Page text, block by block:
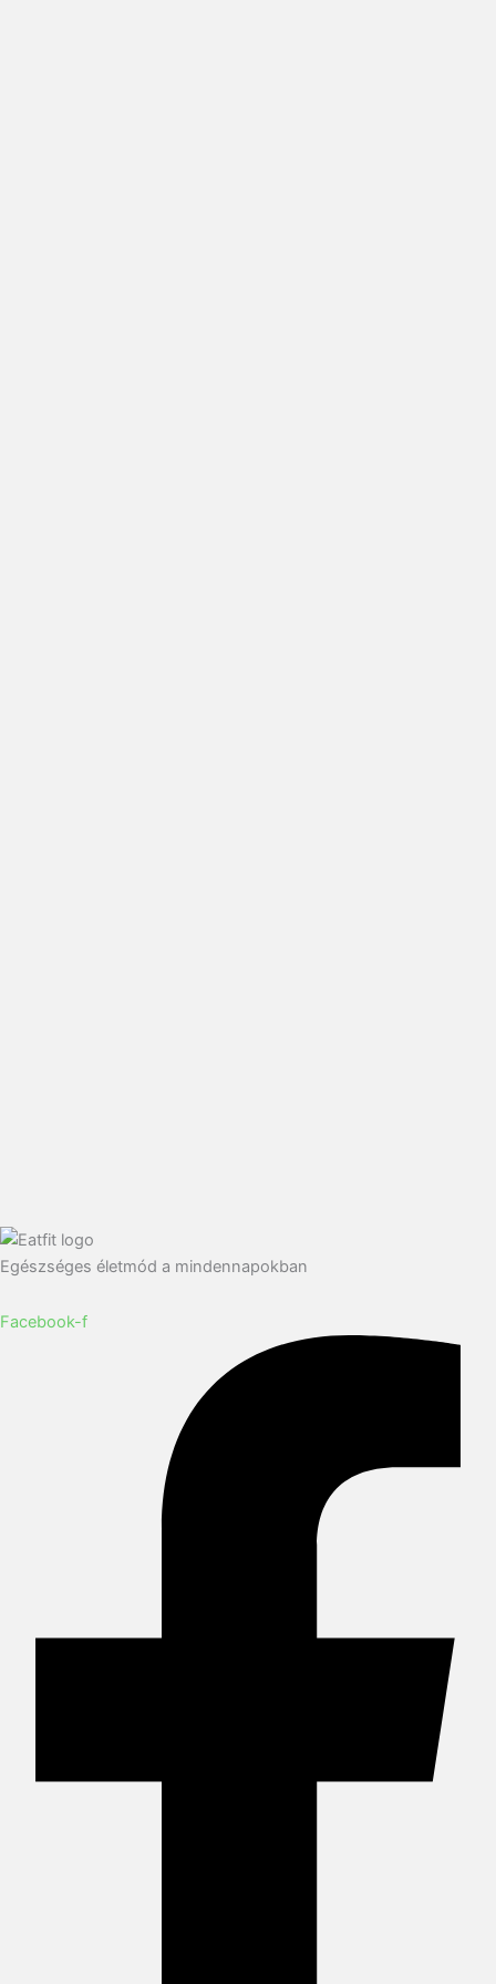
Egészséges életmód a mindennapokban
Facebook-f